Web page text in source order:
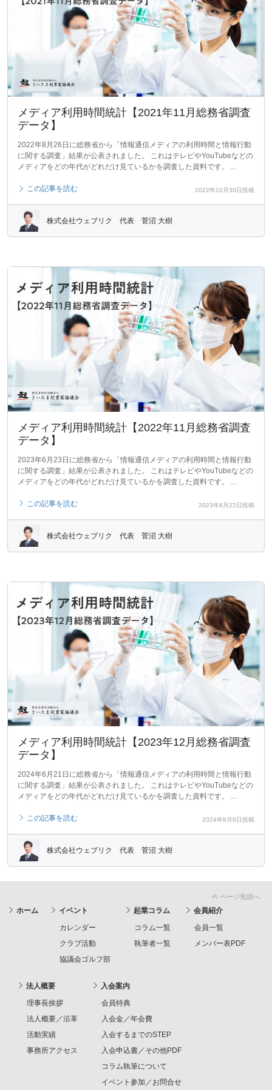
メディア利用時間統計【2021年11月総務省調査
データ】
2022年8月26日に総務省から「情報通信メディアの利用時間と情報行動
に関する調査」結果が公表されました。 これはテレビやYouTubeなどの
メディアをどの年代がどれだけ見ているかを調査した資料です。 ...
この記事を読む 2022年10月30日投稿
株式会社ウェブリク 代表 菅沼 大樹
メディア利用時間統計【2022年11月総務省調査
データ】
2023年6月23日に総務省から「情報通信メディアの利用時間と情報行動
に関する調査」結果が公表されました。 これはテレビやYouTubeなどの
メディアをどの年代がどれだけ見ているかを調査した資料です。 ...
この記事を読む 2023年8月22日投稿
株式会社ウェブリク 代表 菅沼 大樹
メディア利用時間統計【2023年12月総務省調査
データ】
2024年6月21日に総務省から「情報通信メディアの利用時間と情報行動
に関する調査」結果が公表されました。 これはテレビやYouTubeなどの
メディアをどの年代がどれだけ見ているかを調査した資料です。 ...
この記事を読む 2024年8月6日投稿
株式会社ウェブリク 代表 菅沼 大樹
ページ先頭へ
ホーム
イベント
カレンダー
クラブ活動
協議会ゴルフ部
起業コラム
コラム一覧
執筆者一覧
会員紹介
会員一覧
メンバー表PDF
法人概要
理事長挨拶
法人概要／沿革
活動実績
事務所アクセス
入会案内
会員特典
入会金／年会費
入会するまでのSTEP
入会申込書／その他PDF
コラム執筆について
イベント参加／お問合せ